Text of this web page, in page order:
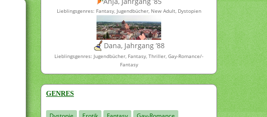
Lieblingsgenres: Fantasy, Jugendbücher, New Adult, Dystopien
Dana, Jahrgang ’88
Lieblingsgenres: Jugendbücher, Fantasy, Thriller, Gay-Romance/-
Fantasy
GENRES